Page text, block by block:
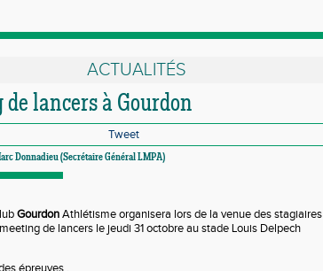
ACTUALITÉS
lancers à Gourdon
Tweet
Donnadieu (Secrétaire Général LMPA)
lubGourdonAthlétisme organisera lors de la venue des stagiaires
de lancers le jeudi 31 octobre au stade Louis Delpech